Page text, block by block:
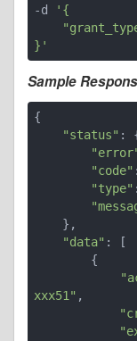
-d
'{
}'
Sample
{
"status" :
"code"
"type"
"data" : [
xxx51" ,